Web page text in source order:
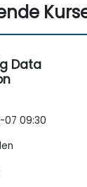
Data
09:30